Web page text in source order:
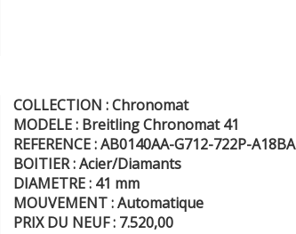
COLLECTION : Chronomat
MODELE : Breitling Chronomat 41
REFERENCE : AB0140AA-G712-722P-A18BA
BOITIER : Acier/Diamants
DIAMETRE : 41 mm
MOUVEMENT : Automatique
PRIX DU NEUF : 7.520,00